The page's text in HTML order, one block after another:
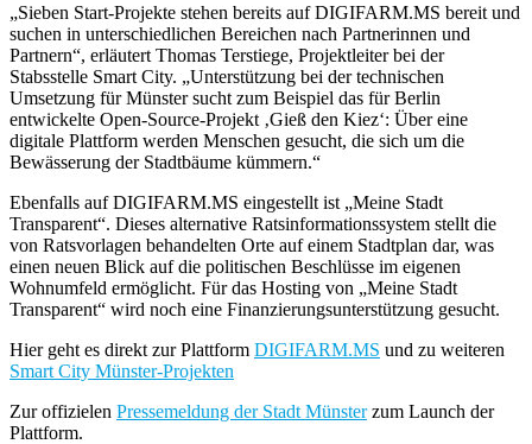
„Sieben Start-Projekte stehen bereits auf DIGIFARM.MS bereit und
suchen in unterschiedlichen Bereichen nach Partnerinnen und
Partnern“, erläutert Thomas Terstiege, Projektleiter bei der
Stabsstelle Smart City. „Unterstützung bei der technischen
Umsetzung für Münster sucht zum Beispiel das für Berlin
entwickelte Open-Source-Projekt ‚Gieß den Kiez‘: Über eine
digitale Plattform werden Menschen gesucht, die sich um die
Bewässerung der Stadtbäume kümmern.“
Ebenfalls auf DIGIFARM.MS eingestellt ist „Meine Stadt
Transparent“. Dieses alternative Ratsinformationssystem stellt die
von Ratsvorlagen behandelten Orte auf einem Stadtplan dar, was
einen neuen Blick auf die politischen Beschlüsse im eigenen
Wohnumfeld ermöglicht. Für das Hosting von „Meine Stadt
Transparent“ wird noch eine Finanzierungsunterstützung gesucht.
Hier geht es direkt zur Plattform DIGIFARM.MS und zu weiteren
Smart City Münster-Projekten
Zur offizielen Pressemeldung der Stadt Münsterzum Launch der
Plattform.